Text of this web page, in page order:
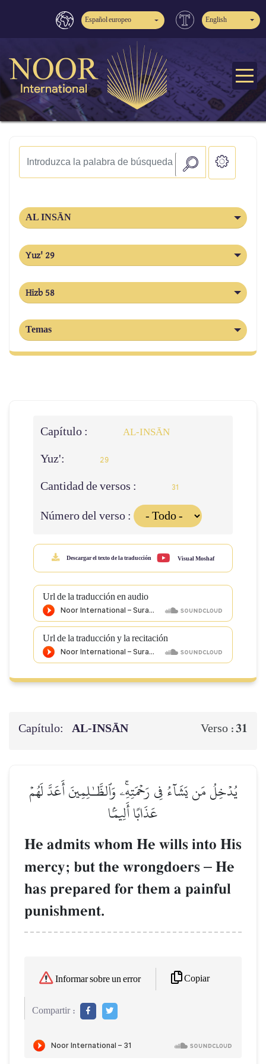
Español europeo English
AL INSĀN
Yuz' 29
Hizb 58
Temas
Capítulo : AL‑INSĀN
Yuz': 29
Cantidad de versos : 31
Número del verso :
Descargar el texto de la traducción Visual Moshaf
Url de la traducción en audio
Url de la traducción y la recitación
Capítulo: AL‑INSĀN Verso :31
يُدۡخِلُ مَن يَشَآءُ فِي رَحۡمَتِهِۦۚ وَٱلظَّـٰلِمِينَ أَعَدَّ لَهُمۡ
عَذَابًا أَلِيمَۢا
He admits whom He wills into His
mercy; but the wrongdoers – He
has prepared for them a painful
punishment.
Informar sobre un error Copiar
Compartir :